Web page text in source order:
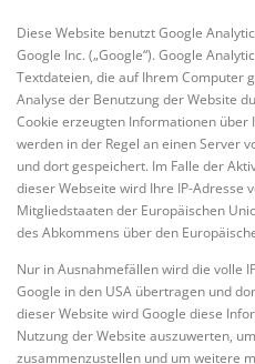
SCHADENSMELDUNG
IMPRESSUM
Diese Website benutzt Google
Google Inc. („Google“). Google
Textdateien, die auf Ihrem Computer
Analyse der Benutzung der Website
Cookie erzeugten Informationen über
werden in der Regel an einen Server
und dort gespeichert. Im Falle der
dieser Webseite wird Ihre IP-Adresse
Mitgliedstaaten der Europäischen
des Abkommens über den
Nur in Ausnahmefällen wird die volle
Google in den USA übertragen und
dieser Website wird Google diese
Nutzung der Website auszuwerten,
zusammenzustellen und um weitere